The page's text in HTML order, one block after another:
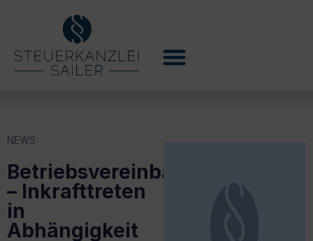
NEWS
Betriebsvereinbarung
– Inkrafttreten
in
Abhängigkeit